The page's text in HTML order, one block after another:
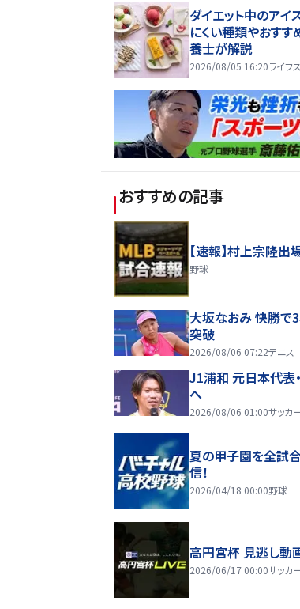
ダイエット中のアイ
にくい種類やおす
養士が解説
2026/08/05 16:20ライフ
おすすめの記事
【速報】村上宗隆出
野球
大坂なおみ 快勝で
突破
2026/08/06 07:22テニス
J1浦和 元日本代表
へ
2026/08/06 01:00サッカ
夏の甲子園を全試
信！
2026/04/18 00:00野球
高円宮杯 見逃し動
2026/06/17 00:00サッカ